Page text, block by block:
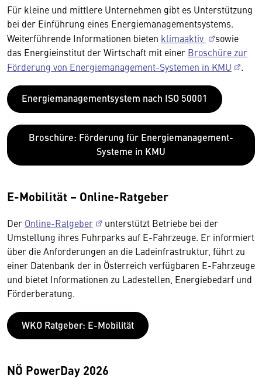
Für kleine und mittlere Unternehmen gibt es Unterstützung
bei der Einführung eines Energiemanagementsystems.
Weiterführende Informationen bieten klimaaktiv
sowie
das Energieinstitut der Wirtschaft mit einer Broschüre zur
Förderung von Energiemanagement-Systemen in KMU
.
Energiemanagementsystem nach ISO 50001
Broschüre: Förderung für Energiemanagement-
Systeme in KMU
E-Mobilität – Online-Ratgeber
Der Online-Ratgeber
unterstützt Betriebe bei der
Umstellung ihres Fuhrparks auf E-Fahrzeuge. Er informiert
über die Anforderungen an die Ladeinfrastruktur, führt zu
einer Datenbank der in Österreich verfügbaren E-Fahrzeuge
und bietet Informationen zu Ladestellen, Energiebedarf und
Förderberatung.
WKO Ratgeber: E-Mobilität
NÖ PowerDay 2026